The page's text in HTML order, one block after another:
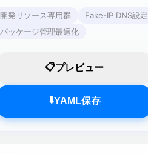
開発リソース専用群
Fake-IP DNS設定
パッケージ管理最適化
📋プレビュー
⬇️YAML保存